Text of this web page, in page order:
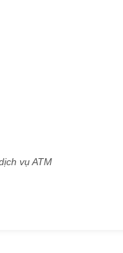
vụ ATM